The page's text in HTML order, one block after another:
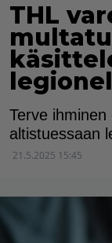
THL
Terve
altistuessaan
21.5.2025 15:45